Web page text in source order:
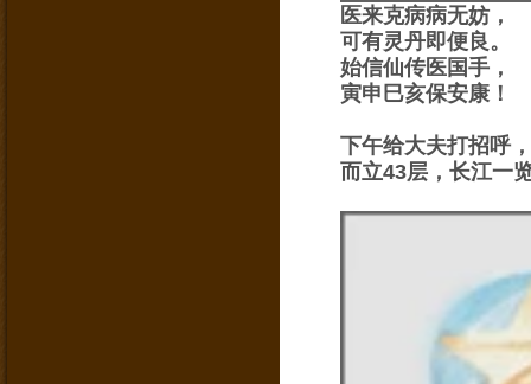
医来克病病无妨，
可有灵丹即便良。
始信仙传医国手，
寅申巳亥保安康！
下午给大夫打招呼
而立43层，长江一